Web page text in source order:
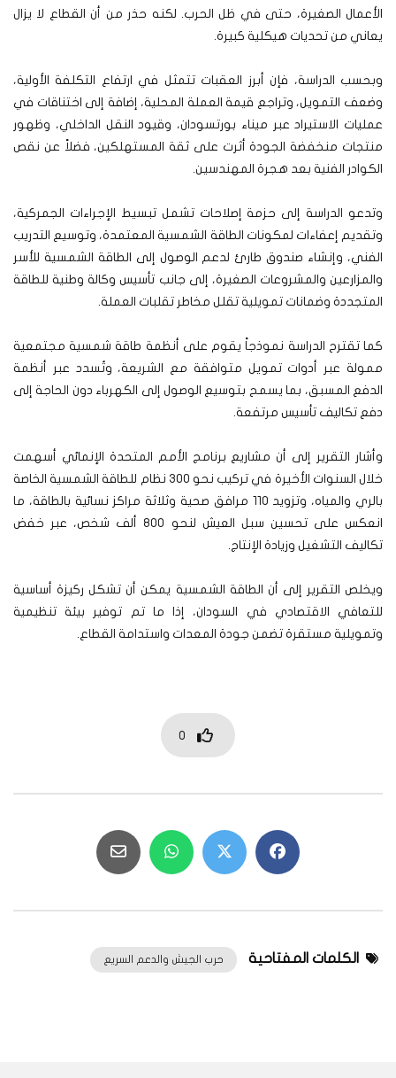
الأعمال الصغيرة، حتى في ظل الحرب. لكنه حذر من أن القطاع لا يزال
يعاني من تحديات هيكلية كبيرة.
وبحسب الدراسة، فإن أبرز العقبات تتمثل في ارتفاع التكلفة الأولية،
وضعف التمويل، وتراجع قيمة العملة المحلية، إضافة إلى اختناقات في
عمليات الاستيراد عبر ميناء بورتسودان، وقيود النقل الداخلي، وظهور
منتجات منخفضة الجودة أثرت على ثقة المستهلكين، فضلاً عن نقص
الكوادر الفنية بعد هجرة المهندسين.
وتدعو الدراسة إلى حزمة إصلاحات تشمل تبسيط الإجراءات الجمركية،
وتقديم إعفاءات لمكونات الطاقة الشمسية المعتمدة، وتوسيع التدريب
الفني، وإنشاء صندوق طارئ لدعم الوصول إلى الطاقة الشمسية للأسر
والمزارعين والمشروعات الصغيرة، إلى جانب تأسيس وكالة وطنية للطاقة
المتجددة وضمانات تمويلية تقلل مخاطر تقلبات العملة.
كما تقترح الدراسة نموذجاً يقوم على أنظمة طاقة شمسية مجتمعية
ممولة عبر أدوات تمويل متوافقة مع الشريعة، وتُسدد عبر أنظمة
الدفع المسبق، بما يسمح بتوسيع الوصول إلى الكهرباء دون الحاجة إلى
دفع تكاليف تأسيس مرتفعة.
وأشار التقرير إلى أن مشاريع برنامج الأمم المتحدة الإنمائي أسهمت
خلال السنوات الأخيرة في تركيب نحو 300 نظام للطاقة الشمسية الخاصة
بالري والمياه، وتزويد 110 مرافق صحية وثلاثة مراكز نسائية بالطاقة، ما
انعكس على تحسين سبل العيش لنحو 800 ألف شخص، عبر خفض
تكاليف التشغيل وزيادة الإنتاج.
ويخلص التقرير إلى أن الطاقة الشمسية يمكن أن تشكل ركيزة أساسية
للتعافي الاقتصادي في السودان، إذا ما تم توفير بيئة تنظيمية
وتمويلية مستقرة تضمن جودة المعدات واستدامة القطاع.
0
الكلمات المفتاحية حرب الجيش والدعم السريع